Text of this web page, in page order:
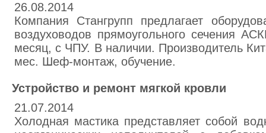
26.08.2014
Компания Стангрупп предлагает
воздуховодов прямоугольного сечения
месяц, с ЧПУ. В наличии. Производитель
мес. Шеф-монтаж, обучение.
Устройство и ремонт мягкой кровли
21.07.2014
Холодная мастика представляет собой